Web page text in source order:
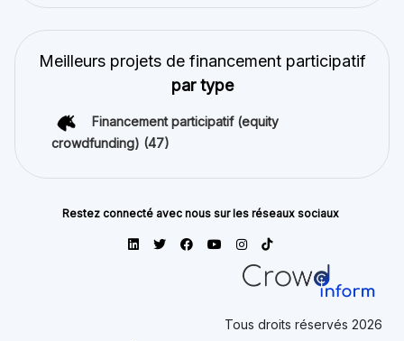
Meilleurs projets de financement participatif
par type
Financement participatif (equity
crowdfunding) (47)
Restez connecté avec nous sur les réseaux sociaux
Tous droits réservés 2026